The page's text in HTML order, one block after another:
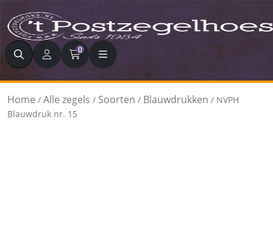
Zoeken 0
Home / Alle zegels / Soorten / Blauwdrukken / NVPH
Blauwdruk nr. 15